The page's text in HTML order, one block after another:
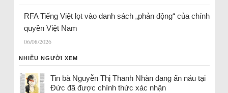
RFA Tiếng Việt lọt vào danh sách „phản động“ của chính
quyền Việt Nam
06/08/2026
NHIỀU NGƯỜI XEM
Tin bà Nguyễn Thị Thanh Nhàn đang ẩn náu tại
Đức đã được chính thức xác nhận